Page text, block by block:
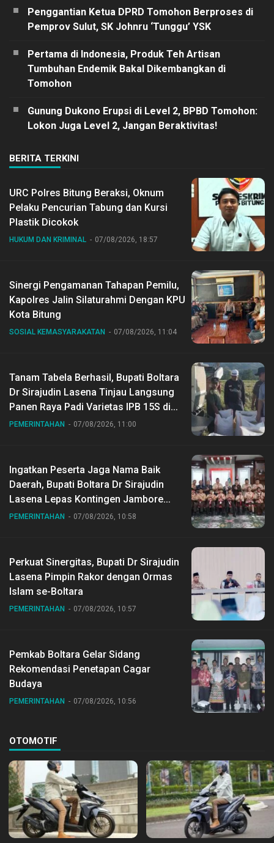
Penggantian Ketua DPRD Tomohon Berproses di
Pemprov Sulut, SK Johnru ‘Tunggu’ YSK
Pertama di Indonesia, Produk Teh Artisan
Tumbuhan Endemik Bakal Dikembangkan di
Tomohon
Gunung Dukono Erupsi di Level 2, BPBD Tomohon:
Lokon Juga Level 2, Jangan Beraktivitas!
BERITA TERKINI
URC Polres Bitung Beraksi, Oknum
Pelaku Pencurian Tabung dan Kursi
Plastik Dicokok
HUKUM DAN KRIMINAL 07/08/2026, 18:57
Sinergi Pengamanan Tahapan Pemilu,
Kapolres Jalin Silaturahmi Dengan KPU
Kota Bitung
SOSIAL KEMASYARAKATAN 07/08/2026, 11:04
Tanam Tabela Berhasil, Bupati Boltara
Dr Sirajudin Lasena Tinjau Langsung
Panen Raya Padi Varietas IPB 15S di
Desa Gihang
PEMERINTAHAN 07/08/2026, 11:00
Ingatkan Peserta Jaga Nama Baik
Daerah, Bupati Boltara Dr Sirajudin
Lasena Lepas Kontingen Jambore
Nasional ke XII di Buperta Cibubur
PEMERINTAHAN 07/08/2026, 10:58
Perkuat Sinergitas, Bupati Dr Sirajudin
Lasena Pimpin Rakor dengan Ormas
Islam se-Boltara
PEMERINTAHAN 07/08/2026, 10:57
Pemkab Boltara Gelar Sidang
Rekomendasi Penetapan Cagar
Budaya
PEMERINTAHAN 07/08/2026, 10:56
OTOMOTIF